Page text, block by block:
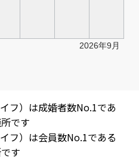
2026年9月